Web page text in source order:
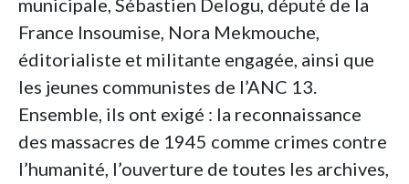
municipale, Sébastien Delogu, député de la
France Insoumise, Nora Mekmouche,
éditorialiste et militante engagée, ainsi que
les jeunes communistes de l’ANC 13.
Ensemble, ils ont exigé : la reconnaissance
des massacres de 1945 comme crimes contre
l’humanité, l’ouverture de toutes les archives,